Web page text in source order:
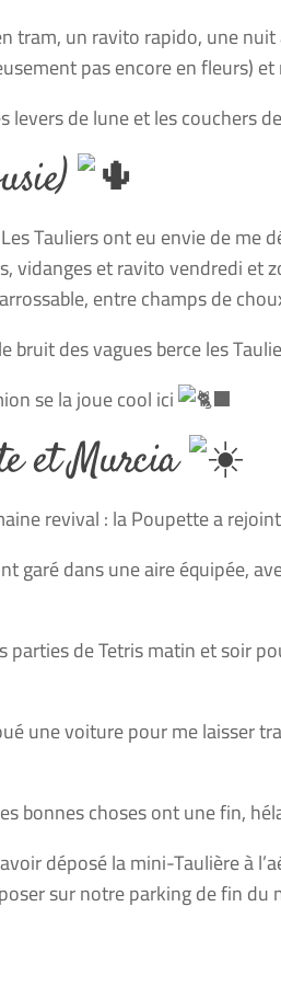
tram, un ravito rapido, une
pas encore en fleurs)
levers de lune et les couchers
Tauliers ont eu envie de
vidanges et ravito vendredi et
entre champs de
bruit des vagues berce les
se la joue cool ici
et Murcia
revival : la Poupette a
garé dans une aire équipée,
parties de Tetris matin et soir
une voiture pour me laisser
bonnes choses ont une fin,
déposé la mini-Taulière à
sur notre parking de fin du